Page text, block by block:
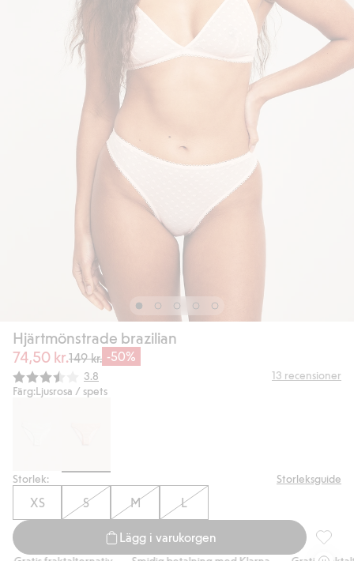
Hjärtmönstrade brazilian
74,50 kr.149 kr. -50%
Snittbetyg:
3.8 13 recensioner
Färg:Ljusrosa / spets
Storlek: Storleksguide
XS S M L
Lägg i varukorgen